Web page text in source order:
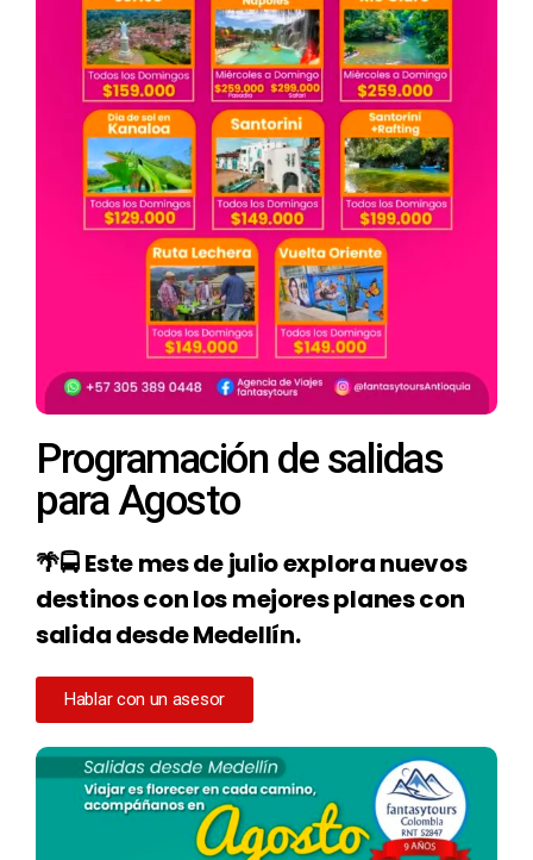
Programación de salidas
para Agosto
🌴🚍Este mes de julio explora nuevos
destinos con los mejores planes con
salida desde Medellín.
Hablar con un asesor